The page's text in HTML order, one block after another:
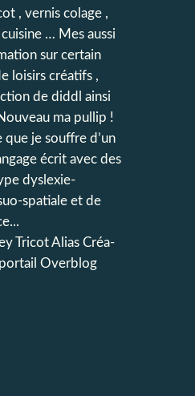
, vernis colage ,
… Mes aussi
sur certain
loisirs créatifs ,
de diddl ainsi
ma pullip !
je souffre d’un
écrit avec des
dyslexie-
spatiale et de
Tricot Alias Créa-
Overblog